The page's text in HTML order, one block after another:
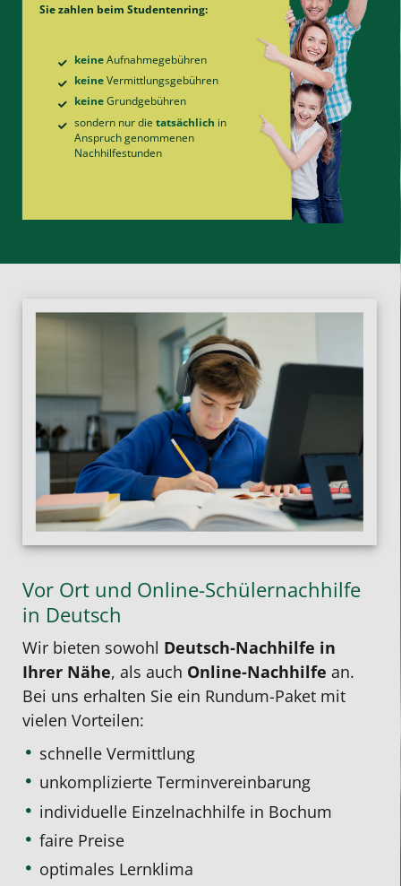
Sie zahlen beim Studentenring:
keineAufnahme­gebühren
keineVermittlungs­gebühren
keineGrund­gebühren
sondern nur die tatsächlich in
Anspruch genommenen
Nachhilfe­stunden
Vor Ort und Online-Schülernachhilfe
in Deutsch
Wir bieten sowohl Deutsch-Nachhilfe in
Ihrer Nähe, als auch Online-Nachhilfe an.
Bei uns erhalten Sie ein Rundum-Paket mit
vielen Vorteilen:
schnelle Vermittlung
unkomplizierte Terminvereinbarung
individuelle Einzelnachhilfe in Bochum
faire Preise
optimales Lernklima